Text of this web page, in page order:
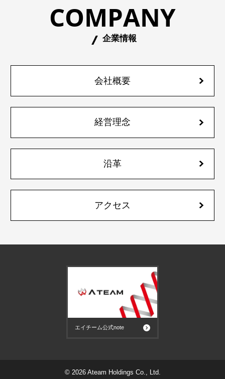
COMPANY
企業情報
会社概要
経営理念
沿革
アクセス
エイチーム公式note
© 2026 Ateam Holdings Co., Ltd.